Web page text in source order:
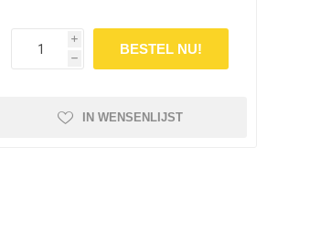
i
h
BESTEL NU!
IN WENSENLIJST